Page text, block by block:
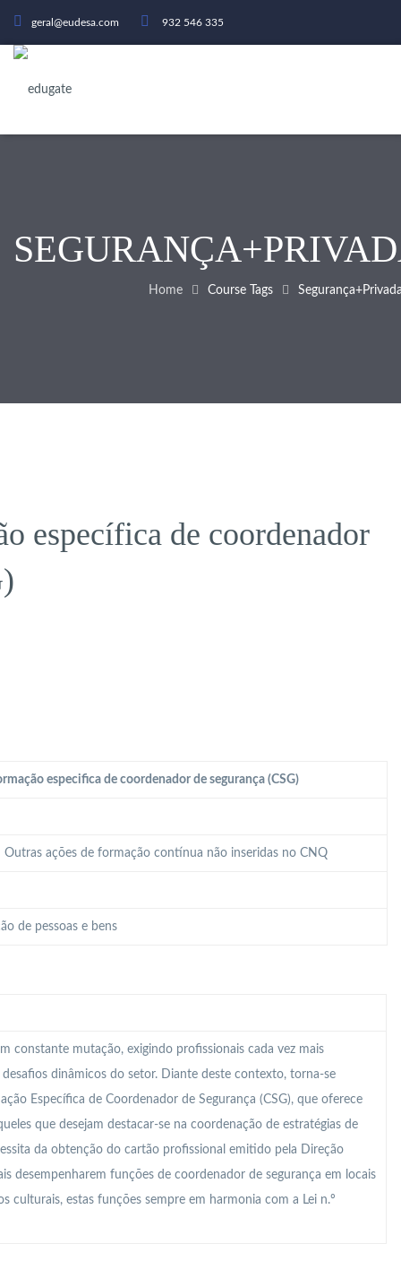
geral@eudesa.com 932 546 335
Home Course Tags
específica de coordenador
especifica de coordenador de segurança (CSG)
Outras ações de formação contínua não inseridas no CNQ
de pessoas e bens
constante mutação, exigindo profissionais cada vez mais
dinâmicos do setor. Diante deste contexto, torna-se
Específica de Coordenador de Segurança (CSG), que oferece
que desejam destacar-se na coordenação de estratégias de
da obtenção do cartão profissional emitido pela Direção
desempenharem funções de coordenador de segurança em locais
culturais, estas funções sempre em harmonia com a Lei n.º